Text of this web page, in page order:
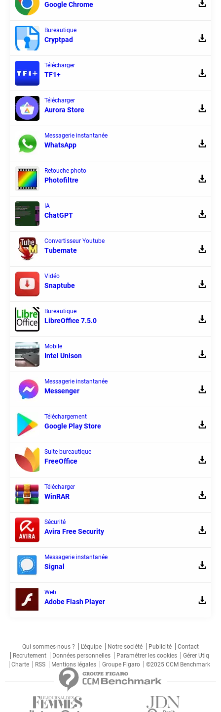
Google Chrome
Bureautique
Cryptpad
Télécharger
TF1+
Télécharger
Aurora Store
Messagerie instantanée
WhatsApp
Retouche photo
Photofiltre
IA
ChatGPT
Convertisseur Youtube
Tubemate
Vidéo
Snaptube
Bureautique
LibreOffice 7.5.0
Mobile
Intel Unison
Messagerie instantanée
Messenger
Téléchargement
Google Play Store
Suite bureautique
FreeOffice
Télécharger
WinRAR
Sécurité
Avira Free Security
Messagerie instantanée
Signal
Web
Adobe Flash Player
Qui sommes-nous ? L'équipe Notre société Publicité
Contact
Recrutement
Données personnelles Paramétrer les cookies
Gérer Utiq
Charte
RSS Mentions légales Groupe Figaro ©2025 CCM Benchmark